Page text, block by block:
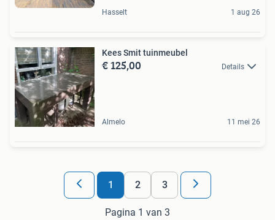
Hasselt 1 aug 26
Kees Smit tuinmeubel
€ 125,00 Details
Almelo 11 mei 26
1 2 3
Pagina 1 van 3